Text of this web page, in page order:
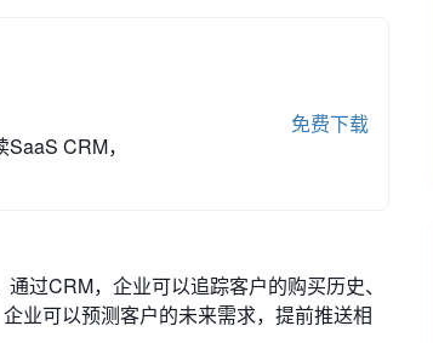
CRM，
免费下载
过CRM，企业可以追踪客户的购买历史、
业可以预测客户的未来需求，提前推送相